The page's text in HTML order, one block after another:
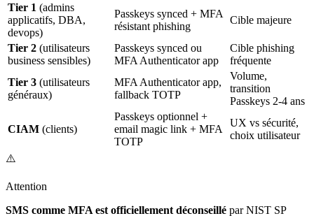
Tier 1 (admins
applicatifs, DBA,
devops)
Passkeys synced + MFA
résistant phishing
Cible majeure
Tier 2 (utilisateurs
business sensibles)
Passkeys synced ou
MFA Authenticator app
Cible phishing
fréquente
Tier 3 (utilisateurs
généraux)
MFA Authenticator app,
fallback TOTP
Volume,
transition
Passkeys 2-4 ans
CIAM (clients)
Passkeys optionnel +
email magic link + MFA
TOTP
UX vs sécurité,
choix utilisateur
⚠️
Attention
SMS comme MFA est officiellement déconseillé par NIST SP